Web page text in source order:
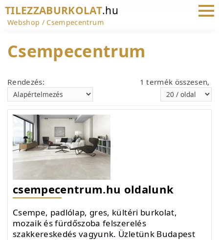
TILEZZABURKOLAT.hu
Webshop Csempecentrum
Csempecentrum
Rendezés: 1 termék összesen,
csempecentrum.hu oldalunk
Csempe, padlólap, gres, kültéri burkolat,
mozaik és fürdőszoba felszerelés
szakkereskedés vagyunk. Üzletünk Budapest